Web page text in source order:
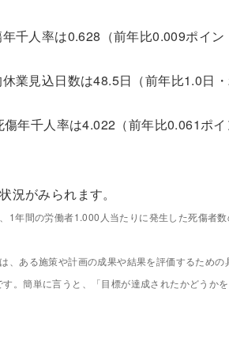
年千人率は0.628（前年比0.009ポイン
休業見込日数は48.5日（前年比1.0日
傷年千人率は4.022（前年比0.061ポ
況がみられます。
1年間の労働者1.000人当たりに発生した死傷者
、ある施策や計画の成果や結果を評価するための
。簡単に言うと、「目標が達成されたかどうか